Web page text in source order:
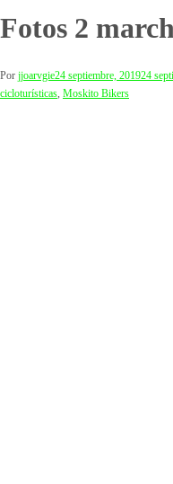
Fotos 2
Por jjoarvgie24 septiembre, 201924
cicloturísticas, Moskito Bikers